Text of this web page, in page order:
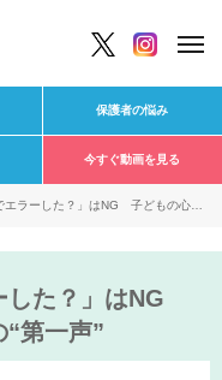
保護者の悩み
今すぐ動画を見る
エラーした？」はNG 子どもの心が
した？」はNG
第一声”